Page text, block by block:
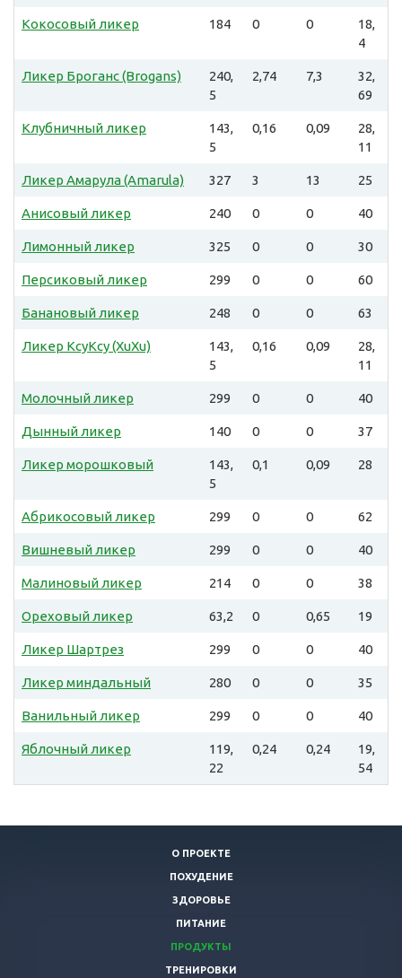
Кокосовый ликер 184 0 0
18,
4
Ликер Броганс (Brogans)
240,
5
2,74 7,3
32,
69
Клубничный ликер
143,
5
0,16 0,09
28,
11
Ликер Амарула (Amarula) 327 3 13 25
Анисовый ликер 240 0 0 40
Лимонный ликер 325 0 0 30
Персиковый ликер 299 0 0 60
Банановый ликер 248 0 0 63
Ликер КсуКсу (XuXu)
143,
5
0,16 0,09
28,
11
Молочный ликер 299 0 0 40
Дынный ликер 140 0 0 37
Ликер морошковый
143,
5
0,1 0,09 28
Абрикосовый ликер 299 0 0 62
Вишневый ликер 299 0 0 40
Малиновый ликер 214 0 0 38
Ореховый ликер 63,2 0 0,65 19
Ликер Шартрез 299 0 0 40
Ликер миндальный 280 0 0 35
Ванильный ликер 299 0 0 40
Яблочный ликер
119,
22
0,24 0,24
19,
54
О ПРОЕКТЕ
ПОХУДЕНИЕ
ЗДОРОВЬЕ
ПИТАНИЕ
ПРОДУКТЫ
ТРЕНИРОВКИ